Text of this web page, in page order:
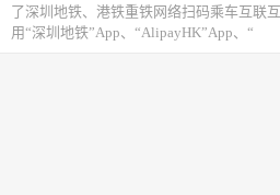
了深圳地铁、港铁重铁网络扫码乘车互联
用“深圳地铁”App、“AlipayHK”App、“